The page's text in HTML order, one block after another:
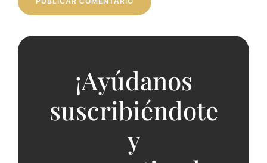
¡Ayúdanos
suscribiéndote
y